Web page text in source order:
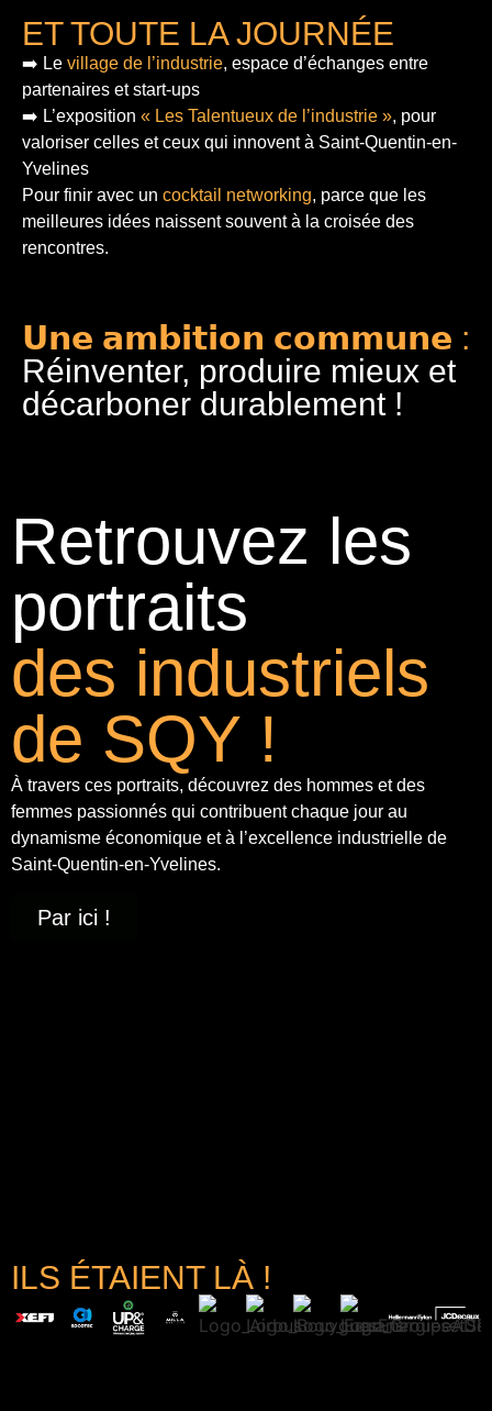
ET TOUTE LA JOURNÉE
➡️ Le village de l’industrie, espace d’échanges entre
partenaires et start-ups
➡️ L’exposition « Les Talentueux de l’industrie », pour
valoriser celles et ceux qui innovent à Saint-Quentin-en-
Yvelines
Pour finir avec un cocktail networking, parce que les
meilleures idées naissent souvent à la croisée des
rencontres.
𝗨𝗻𝗲 𝗮𝗺𝗯𝗶𝘁𝗶𝗼𝗻 𝗰𝗼𝗺𝗺𝘂𝗻𝗲 :
Réinventer, produire mieux et
décarboner durablement !
Retrouvez les
portraits
des industriels
de SQY !
À travers ces portraits, découvrez des hommes et des
femmes passionnés qui contribuent chaque jour au
dynamisme économique et à l’excellence industrielle de
Saint-Quentin-en-Yvelines.
Par ici !
ILS ÉTAIENT LÀ !